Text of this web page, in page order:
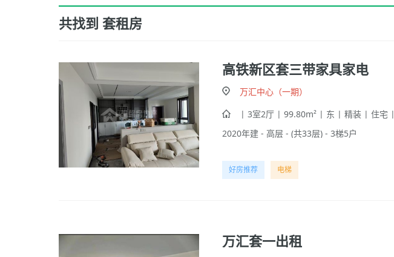
共找到 套租房
高铁新区套三带家具家电
万汇中心（一期）
| 3室2厅 | 99.80m² | 东 | 精装 | 住宅 |
2020年建 - 高层 - (共33层) - 3梯5户
好房推荐 电梯
万汇套一出租